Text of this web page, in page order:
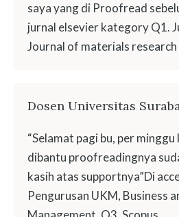
saya yang di Proofread
jurnal elsevier kategory Q1.
Journal of materials
Dosen Universitas
“Selamat pagi bu, per
dibantu proofreadingnya
kasih atas supportnya”Di
Pengurusan UKM, Business